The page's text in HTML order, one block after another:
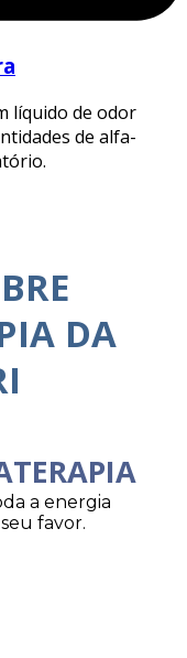
líquido de odor
de alfa-
DA
a energia
favor.